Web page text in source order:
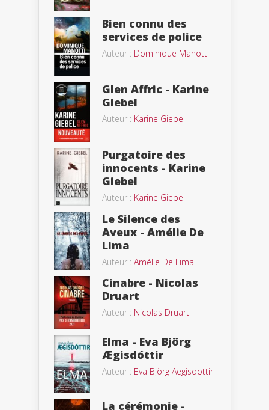
Bien connu des
services de police
Auteur : Dominique Manotti
Glen Affric - Karine
Giebel
Auteur : Karine Giebel
Purgatoire des
innocents - Karine
Giebel
Auteur : Karine Giebel
Le Silence des
Aveux - Amélie De
Lima
Auteur : Amélie De Lima
Cinabre - Nicolas
Druart
Auteur : Nicolas Druart
Elma - Eva Björg
Ægisdóttir
Auteur : Eva Björg Aegisdottir
La cérémonie -